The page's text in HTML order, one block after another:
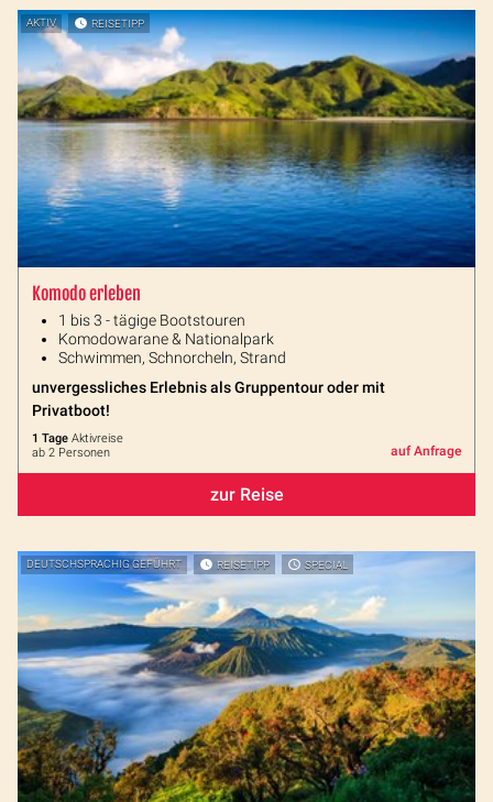
AKTIV REISETIPP
Komodo erleben
1 bis 3 - tägige Bootstouren
Komodowarane & Nationalpark
Schwimmen, Schnorcheln, Strand
unvergessliches Erlebnis als Gruppentour oder mit
Privatboot!
1 Tage Aktivreise
ab 2 Personen
auf Anfrage
zur Reise
DEUTSCHSPRACHIG GEFÜHRT REISETIPP SPECIAL